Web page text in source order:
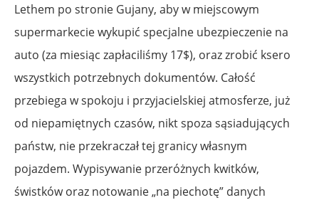
Lethem po stronie Gujany, aby w miejscowym
supermarkecie wykupić specjalne ubezpieczenie na
auto (za miesiąc zapłaciliśmy 17$), oraz zrobić ksero
wszystkich potrzebnych dokumentów. Całość
przebiega w spokoju i przyjacielskiej atmosferze, już
od niepamiętnych czasów, nikt spoza sąsiadujących
państw, nie przekraczał tej granicy własnym
pojazdem. Wypisywanie przeróżnych kwitków,
świstków oraz notowanie „na piechotę” danych